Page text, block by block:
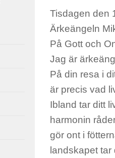
Tisdagen den
Ärkeängeln
På Gott och
Jag är
På din resa i
är precis vad
Ibland tar ditt
harmonin
gör ont i
landskapet tar